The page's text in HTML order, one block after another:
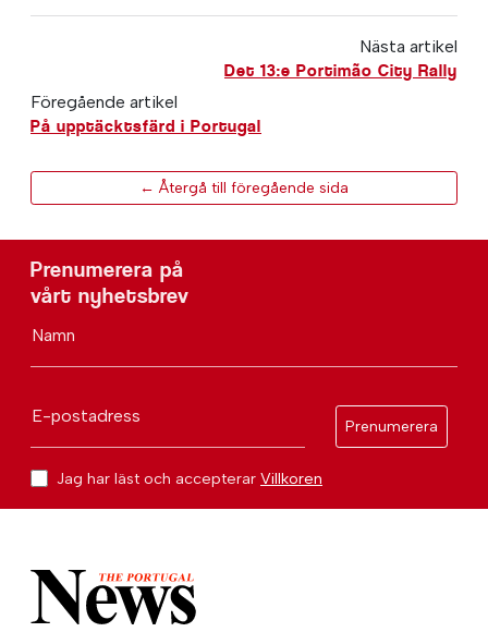
Nästa artikel
Det 13:e Portimão City Rally
Föregående artikel
På upptäcktsfärd i Portugal
← Återgå till föregående sida
Prenumerera på
vårt nyhetsbrev
Namn
E-postadress
Prenumerera
Jag har läst och accepterar Villkoren